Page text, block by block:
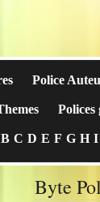
Police
Polices
B C D E F G H I
Byte